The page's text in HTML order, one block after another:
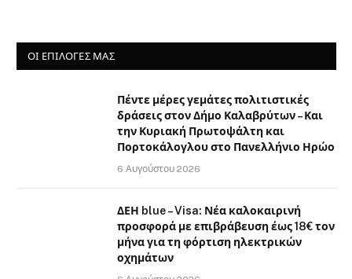
ΟΙ ΕΠΙΛΟΓΈΣ ΜΑΣ
Πέντε μέρες γεμάτες πολιτιστικές
δράσεις στον Δήμο Καλαβρύτων – Και
την Κυριακή Πρωτοψάλτη και
Πορτοκάλογλου στο Πανελλήνιο Ηρώο
6 Αυγούστου 2026
ΔΕΗ blue – Visa: Νέα καλοκαιρινή
προσφορά με επιβράβευση έως 18€ τον
μήνα για τη φόρτιση ηλεκτρικών
οχημάτων